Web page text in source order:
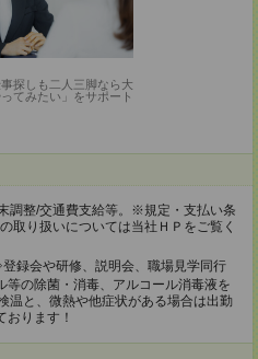
探しも二人三脚なら大
てみたい」をサポート
調整/交通費支給等。※規定・支払い条
り扱いについては当社ＨＰをご覧く
録会や研修、説明会、職場見学同行
等の除菌・消毒、アルコール消毒液を
温と、微熱や他症状がある場合は出勤
ります！